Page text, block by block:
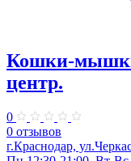
Кошки-
центр.
0
0 отзывов
г.Краснодар,